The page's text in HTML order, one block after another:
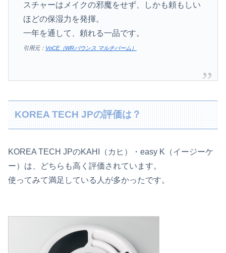
スチャーはメイクの邪魔をせず、しかも頼もしい
ほどの保湿力を発揮。
一年を通して、頼れる一品です。
引用元： VoCE（WRバウンス マルチバーム）
KOREA TECH JPの評価は？
KOREA TECH JPのKAHI（カヒ）・easy K（イージーケ
ー）は、どちらも高く評価されています。
使ってみて満足している人が多かったです。